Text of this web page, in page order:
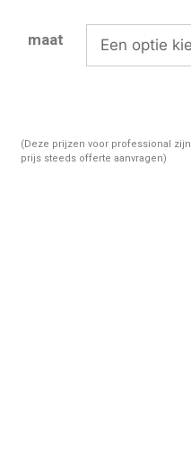
maat
(Deze prijzen voor professional zijn
prijs steeds offerte aanvragen)